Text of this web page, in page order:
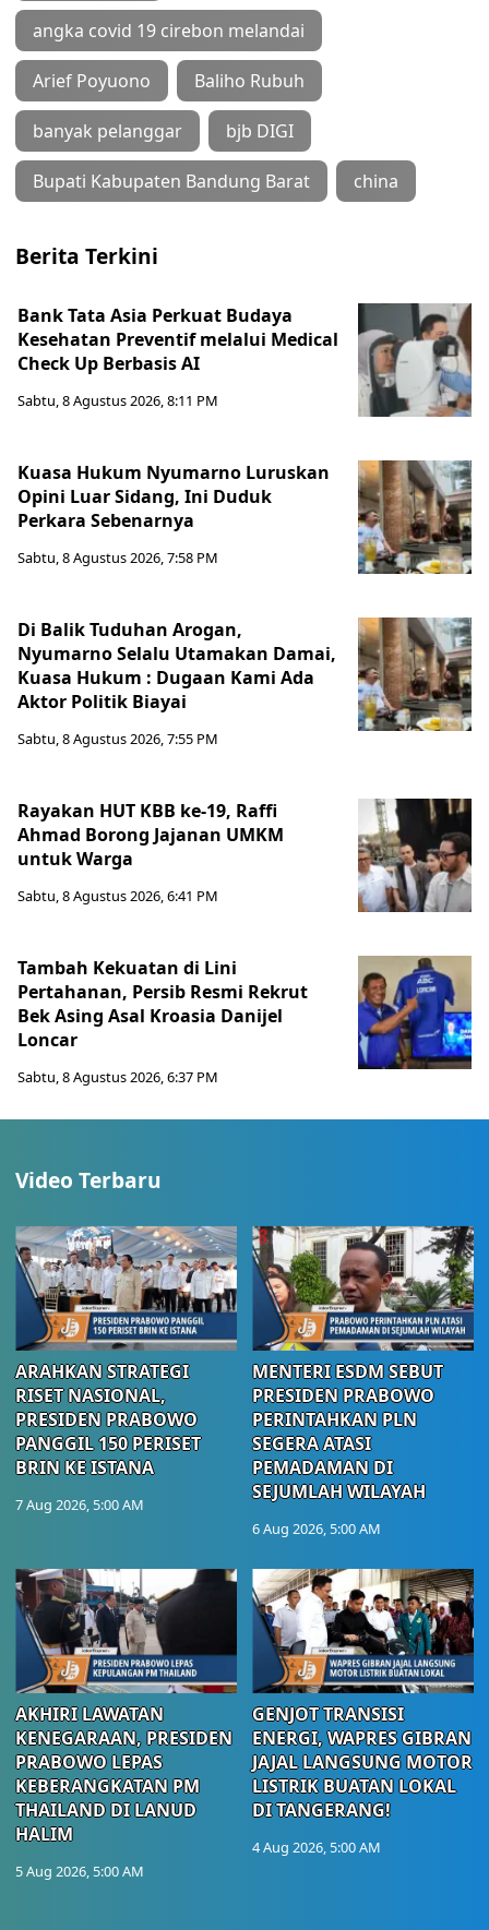
angka covid 19 cirebon melandai
Arief Poyuono Baliho Rubuh
banyak pelanggar bjb DIGI
Bupati Kabupaten Bandung Barat china
Berita Terkini
Bank Tata Asia Perkuat Budaya
Kesehatan Preventif melalui Medical
Check Up Berbasis AI
Sabtu, 8 Agustus 2026, 8:11 PM
Kuasa Hukum Nyumarno Luruskan
Opini Luar Sidang, Ini Duduk
Perkara Sebenarnya ​
Sabtu, 8 Agustus 2026, 7:58 PM
Di Balik Tuduhan Arogan,
Nyumarno Selalu Utamakan Damai,
Kuasa Hukum : Dugaan Kami Ada
Aktor Politik Biayai
Sabtu, 8 Agustus 2026, 7:55 PM
Rayakan HUT KBB ke-19, Raffi
Ahmad Borong Jajanan UMKM
untuk Warga
Sabtu, 8 Agustus 2026, 6:41 PM
Tambah Kekuatan di Lini
Pertahanan, Persib Resmi Rekrut
Bek Asing Asal Kroasia Danijel
Loncar
Sabtu, 8 Agustus 2026, 6:37 PM
Video Terbaru
ARAHKAN STRATEGI
RISET NASIONAL,
PRESIDEN PRABOWO
PANGGIL 150 PERISET
BRIN KE ISTANA
7 Aug 2026, 5:00 AM
MENTERI ESDM SEBUT
PRESIDEN PRABOWO
PERINTAHKAN PLN
SEGERA ATASI
PEMADAMAN DI
SEJUMLAH WILAYAH
6 Aug 2026, 5:00 AM
AKHIRI LAWATAN
KENEGARAAN, PRESIDEN
PRABOWO LEPAS
KEBERANGKATAN PM
THAILAND DI LANUD
HALIM
5 Aug 2026, 5:00 AM
GENJOT TRANSISI
ENERGI, WAPRES GIBRAN
JAJAL LANGSUNG MOTOR
LISTRIK BUATAN LOKAL
DI TANGERANG!
4 Aug 2026, 5:00 AM